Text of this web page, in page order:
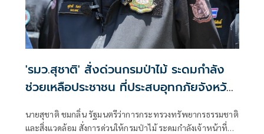
'รมว.สุชาติ' สั่งด่วนกรมป่าไม้ ระดมกำลัง
ช่วยเหลือประชาชน ที่ประสบอุทกภัยจังหวัด
เชียงราย พร้อมเฝ้าระวัง 24 ชั่วโมง หาก
สถานการณ์ทวีความรุนแรง
นายสุชาติ ชมกลิ่น รัฐมนตรีว่าการกระทรวงทรัพยากรธรรมชาติ
และสิ่งแวดล้อม สั่งการด่วนให้กรมป่าไม้ ระดมกำลังเจ้าหน้าที่